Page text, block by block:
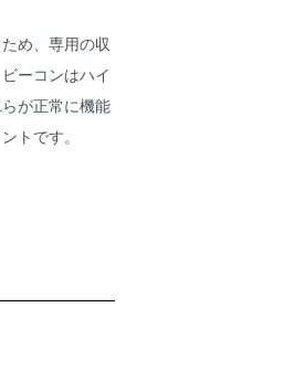
め、専用の収
ーコンはハイ
が正常に機能
トです。